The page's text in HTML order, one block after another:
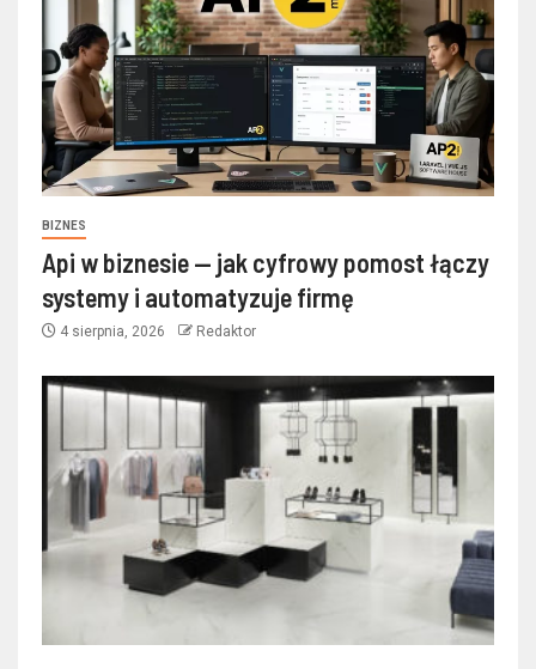
BIZNES
Api w biznesie — jak cyfrowy pomost łączy
systemy i automatyzuje firmę
4 sierpnia, 2026 Redaktor